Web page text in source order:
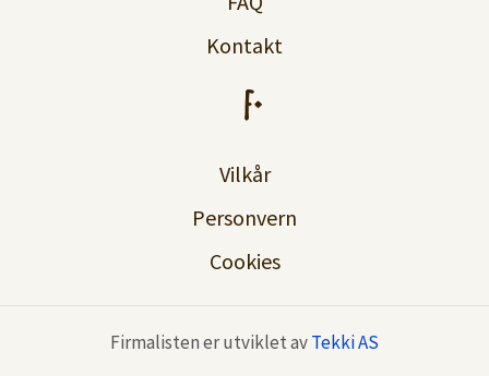
Kontakt
Vilkår
Personvern
Cookies
Firmalisten er utviklet avTekki AS